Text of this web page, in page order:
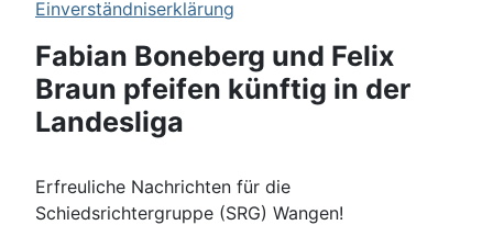
Einverständniserklärung
Fabian Boneberg und Felix
Braun pfeifen künftig in der
Landesliga
Erfreuliche Nachrichten für die
Schiedsrichtergruppe (SRG) Wangen!